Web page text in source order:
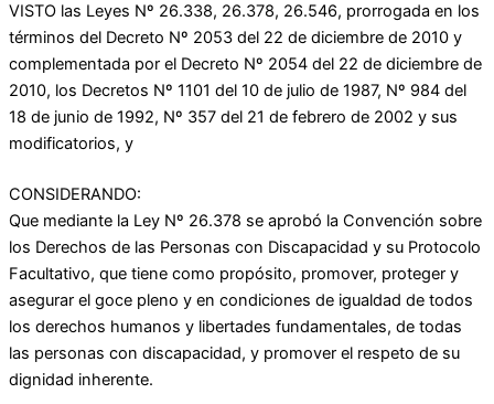
VISTO las Leyes Nº 26.338, 26.378, 26.546, prorrogada en los
términos del Decreto Nº 2053 del 22 de diciembre de 2010 y
complementada por el Decreto Nº 2054 del 22 de diciembre de
2010, los Decretos Nº 1101 del 10 de julio de 1987, Nº 984 del
18 de junio de 1992, Nº 357 del 21 de febrero de 2002 y sus
modificatorios, y
CONSIDERANDO:
Que mediante la Ley Nº 26.378 se aprobó la Convención sobre
los Derechos de las Personas con Discapacidad y su Protocolo
Facultativo, que tiene como propósito, promover, proteger y
asegurar el goce pleno y en condiciones de igualdad de todos
los derechos humanos y libertades fundamentales, de todas
las personas con discapacidad, y promover el respeto de su
dignidad inherente.